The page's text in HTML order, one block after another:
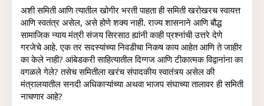
अशी समिती आणि त्यातील खोगीर भरती पाहता ही समिती खरोखरच स्वायत्त
आणि स्वतंत्र असेल, असे होणे शक्य नाही. राज्य शासनाने आणि बौद्ध
सामाजिक न्याय मंत्री संजय सिरसाठ ह्यांनी काही प्रश्नांची उत्तरे देणे
गरजेचे आहे. एक तर सदस्यांच्या निवडीचा निकष काय आहेत आणि ते जाहीर
का केले नाही? आंबेडकरी साहित्यातील दिग्गज आणि टीकात्मक विद्वानांना का
वगळले गेले? तसेच समितीला खरंच संपादकीय स्वातंत्र्य असेल की
मंत्रालयातील सनदी अधिकाऱ्यांच्या अथवा भाजप संघाच्या तालावर ही समिती
नाचणार आहे?